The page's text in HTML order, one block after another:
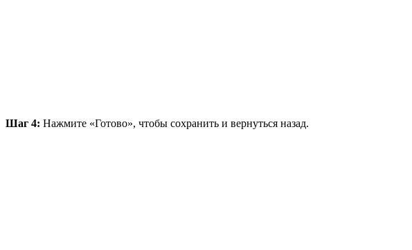
Шаг 4: Нажмите «Готово», чтобы сохранить и вернуться назад.